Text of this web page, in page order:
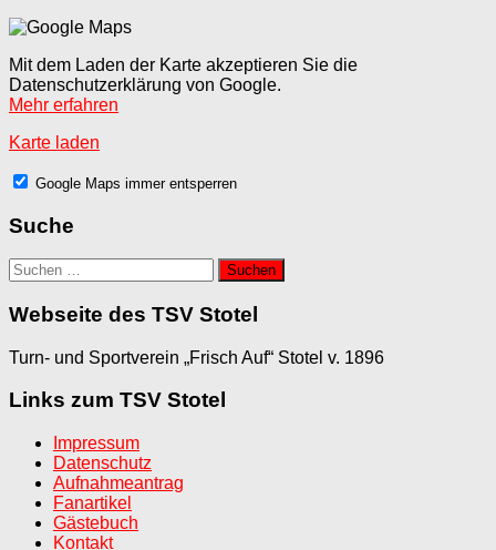
Mit dem Laden der Karte akzeptieren Sie die
Datenschutzerklärung von Google.
Mehr erfahren
Karte laden
Google Maps immer entsperren
Suche
Suchen
nach:
Webseite des TSV Stotel
Turn- und Sportverein „Frisch Auf“ Stotel v. 1896
Links zum TSV Stotel
Impressum
Datenschutz
Aufnahmeantrag
Fanartikel
Gästebuch
Kontakt